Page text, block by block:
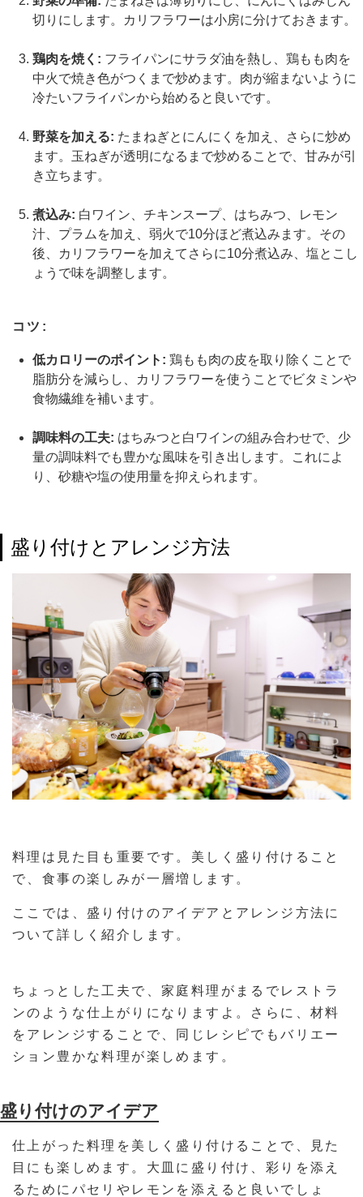
切りにします。カリフラワーは小房に分けておきます。
鶏肉を焼く: フライパンにサラダ油を熱し、鶏もも肉を
中火で焼き色がつくまで炒めます。肉が縮まないように
冷たいフライパンから始めると良いです。
野菜を加える: たまねぎとにんにくを加え、さらに炒め
ます。玉ねぎが透明になるまで炒めることで、甘みが引
き立ちます。
煮込み: 白ワイン、チキンスープ、はちみつ、レモン
汁、プラムを加え、弱火で10分ほど煮込みます。その
後、カリフラワーを加えてさらに10分煮込み、塩とこし
ょうで味を調整します。
コツ:
低カロリーのポイント: 鶏もも肉の皮を取り除くことで
脂肪分を減らし、カリフラワーを使うことでビタミンや
食物繊維を補います。
調味料の工夫: はちみつと白ワインの組み合わせで、少
量の調味料でも豊かな風味を引き出します。これによ
り、砂糖や塩の使用量を抑えられます。
盛り付けとアレンジ方法
料理は見た目も重要です。美しく盛り付けること
で、食事の楽しみが一層増します。
ここでは、盛り付けのアイデアとアレンジ方法に
ついて詳しく紹介します。
ちょっとした工夫で、家庭料理がまるでレストラ
ンのような仕上がりになりますよ。さらに、材料
をアレンジすることで、同じレシピでもバリエー
ション豊かな料理が楽しめます。
盛り付けのアイデア
仕上がった料理を美しく盛り付けることで、見た
目にも楽しめます。大皿に盛り付け、彩りを添え
るためにパセリやレモンを添えると良いでしょ